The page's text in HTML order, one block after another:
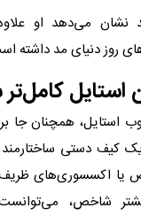
نشان می‌دهد او
روز دنیای مد داشته
استایل
استایل، همچنان جا
دستی ساختارمند
یا اکسسوری‌های ظریف
شاخص،